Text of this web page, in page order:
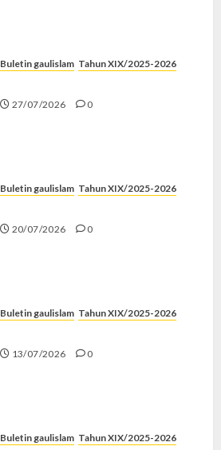
Buletin gaulislam Tahun XIX/2025-2026
27/07/2026 0
Buletin gaulislam Tahun XIX/2025-2026
20/07/2026 0
Buletin gaulislam Tahun XIX/2025-2026
13/07/2026 0
Buletin gaulislam Tahun XIX/2025-2026